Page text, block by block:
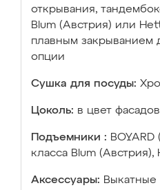
открывания,
Blum (Австрия) или
плавным закрыванием
опции
Сушка для посуды:
Цоколь: в цвет
Подъемники :
класса Blum
Аксессуары: Выкатные